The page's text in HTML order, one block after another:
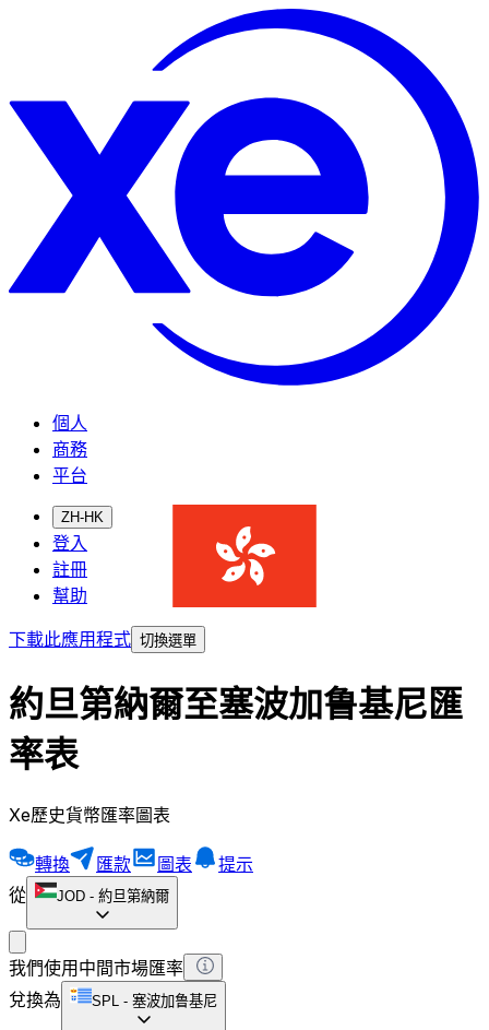
個人
商務
平台
ZH-HK
登入
註冊
幫助
下載此應用程式 切換選單
約旦第納爾至塞波加鲁基尼匯
率表
Xe歷史貨幣匯率圖表
轉換 匯款 圖表
提示
從
JOD - 約旦第納爾
我們使用中間市場匯率
兌換為
SPL - 塞波加鲁基尼